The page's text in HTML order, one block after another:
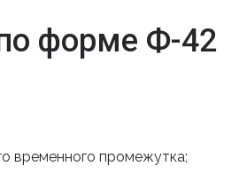
форме Ф-42
временного промежутка;